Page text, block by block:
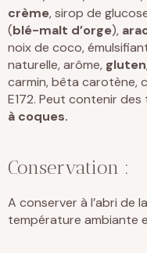
crème, sirop de
(blé-malt d’orge),
noix de coco,
naturelle, arôme, gluten
carmin, bêta carotène,
E172. Peut contenir
à coques.
Conservation :
A conserver à l’abri de
température ambiante